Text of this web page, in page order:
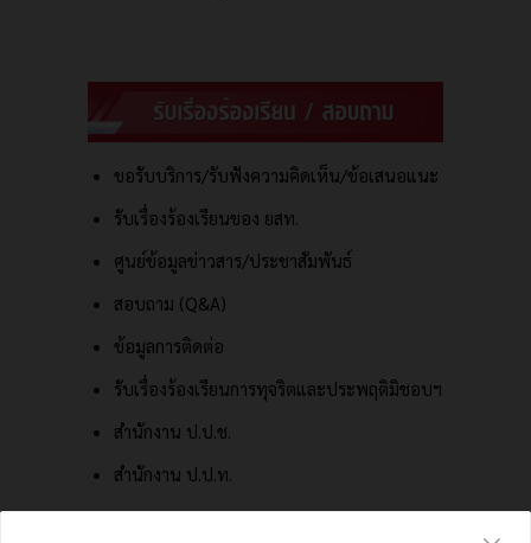
ขอรับบริการ/รับฟังความคิดเห็น/ข้อเสนอแนะ
รับเรื่องร้องเรียนของ ยสท.
ศูนย์ข้อมูลข่าวสาร/ประชาสัมพันธ์
สอบถาม (Q&A)
ข้อมูลการติดต่อ
รับเรื่องร้องเรียนการทุจริตและประพฤติมิชอบฯ
สำนักงาน ป.ป.ช.
สำนักงาน ป.ป.ท.